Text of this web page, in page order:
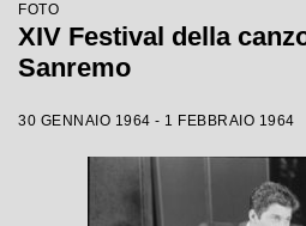
FOTO
XIV Festival della
Sanremo
30 GENNAIO 1964 - 1 FEBBRAIO 1964